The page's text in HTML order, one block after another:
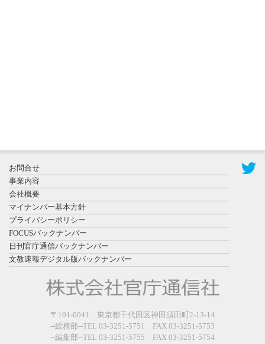
登録有形文
化財となっ
た東北大植
物園八...
日更新
県警等と大
規模災害時
お問合せ
事業内容
会社概要
マイナンバー基本方針
プライバシーポリシー
FOCUSバックナンバー
日刊官庁通信バックナンバー
文教速報デジタル版バックナンバー
〒101-0041 東京都千代田区神田須田町2-13-14
--総務部--TEL 03-3251-5751 FAX 03-3251-5753
--編集部--TEL 03-3251-5755 FAX 03-3251-5754